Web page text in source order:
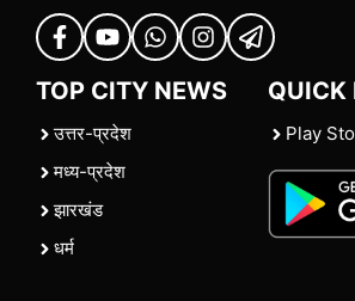
TOP CITY NEWS
उत्तर-प्रदेश
मध्य-प्रदेश
झारखंड
धर्म
QUICK
Play